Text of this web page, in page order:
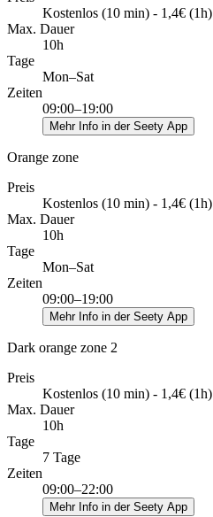
Kostenlos (10 min) - 1,4€ (1h)
Max. Dauer
10h
Tage
Mon–Sat
Zeiten
09:00–19:00
Mehr Info in der Seety App
Orange zone
Preis
Kostenlos (10 min) - 1,4€ (1h)
Max. Dauer
10h
Tage
Mon–Sat
Zeiten
09:00–19:00
Mehr Info in der Seety App
Dark orange zone 2
Preis
Kostenlos (10 min) - 1,4€ (1h)
Max. Dauer
10h
Tage
7 Tage
Zeiten
09:00–22:00
Mehr Info in der Seety App